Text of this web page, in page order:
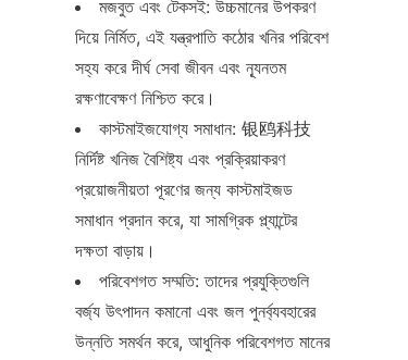
মজবুত এবং টেকসই: উচ্চমানের উপকরণ
দিয়ে নির্মিত, এই যন্ত্রপাতি কঠোর খনির পরিবেশ
সহ্য করে দীর্ঘ সেবা জীবন এবং ন্যূনতম
রক্ষণাবেক্ষণ নিশ্চিত করে।
কাস্টমাইজযোগ্য সমাধান: 银鸥科技
নির্দিষ্ট খনিজ বৈশিষ্ট্য এবং প্রক্রিয়াকরণ
প্রয়োজনীয়তা পূরণের জন্য কাস্টমাইজড
সমাধান প্রদান করে, যা সামগ্রিক প্ল্যান্টের
দক্ষতা বাড়ায়।
পরিবেশগত সম্মতি: তাদের প্রযুক্তিগুলি
বর্জ্য উৎপাদন কমানো এবং জল পুনর্ব্যবহারের
উন্নতি সমর্থন করে, আধুনিক পরিবেশগত মানের